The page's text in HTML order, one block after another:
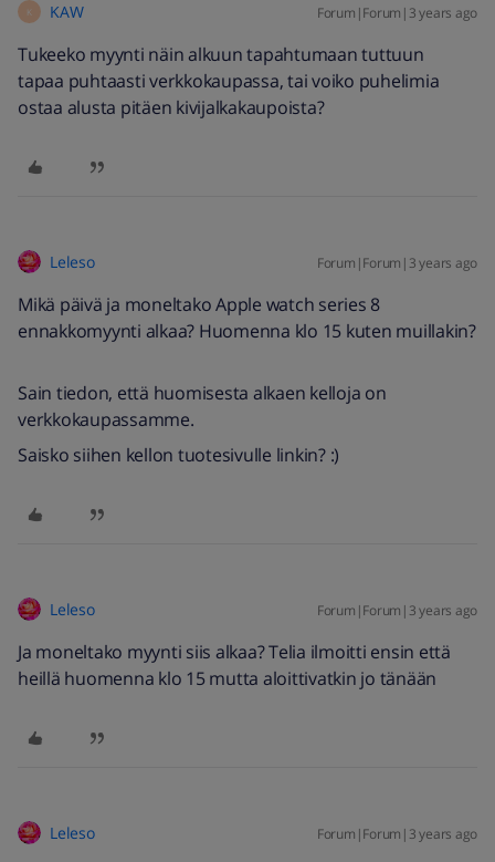
K KAW Forum|Forum|3 years ago
Tukeeko myynti näin alkuun tapahtumaan tuttuun
tapaa puhtaasti verkkokaupassa, tai voiko puhelimia
ostaa alusta pitäen kivijalkakaupoista?
Leleso Forum|Forum|3 years ago
Mikä päivä ja moneltako Apple watch series 8
ennakkomyynti alkaa? Huomenna klo 15 kuten muillakin?
Sain tiedon, että huomisesta alkaen kelloja on
verkkokaupassamme.
Saisko siihen kellon tuotesivulle linkin? :)
Leleso Forum|Forum|3 years ago
Ja moneltako myynti siis alkaa? Telia ilmoitti ensin että
heillä huomenna klo 15 mutta aloittivatkin jo tänään
Leleso Forum|Forum|3 years ago